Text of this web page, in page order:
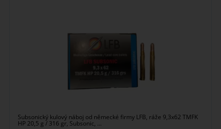
Subsonický kulový náboj od německé firmy LFB, ráže 9,3x62 TMFK
HP 20,5 g / 316 gr, Subsonic, ...